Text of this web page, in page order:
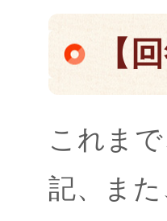
【
これま
記、ま